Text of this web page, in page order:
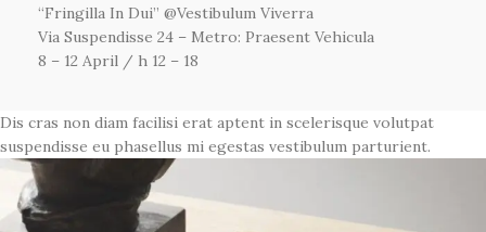
“Fringilla In Dui” @Vestibulum Viverra
Via Suspendisse 24 – Metro: Praesent Vehicula
8 – 12 April / h 12 – 18
Dis cras non diam facilisi erat aptent in scelerisque volutpat
suspendisse eu phasellus mi egestas vestibulum parturient.